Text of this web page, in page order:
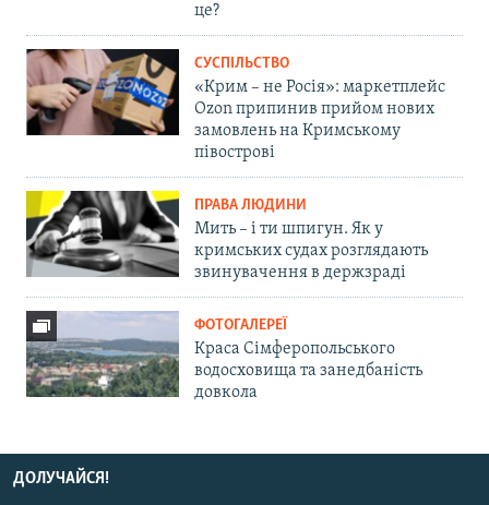
це?
СУСПІЛЬСТВО
«Крим – не Росія»: маркетплейс
Ozon припинив прийом нових
замовлень на Кримському
півострові
ПРАВА ЛЮДИНИ
Мить – і ти шпигун. Як у
кримських судах розглядають
звинувачення в держзраді
ФОТОГАЛЕРЕЇ
Краса Сімферопольського
водосховища та занедбаність
довкола
ДОЛУЧАЙСЯ!